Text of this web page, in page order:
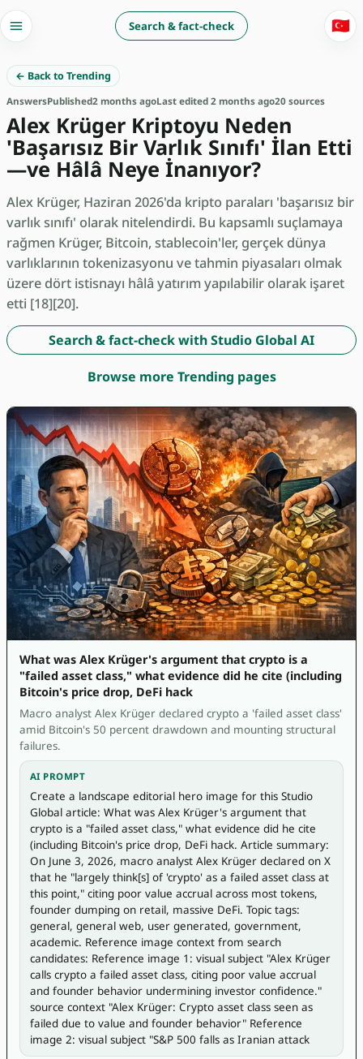
Search & fact-check 🇹🇷
← Back to Trending
AnswersPublished2 months agoLast edited 2 months ago20 sources
Alex Krüger Kriptoyu Neden
'Başarısız Bir Varlık Sınıfı' İlan Etti
—ve Hâlâ Neye İnanıyor?
Alex Krüger, Haziran 2026'da kripto paraları 'başarısız bir
varlık sınıfı' olarak nitelendirdi. Bu kapsamlı suçlamaya
rağmen Krüger, Bitcoin, stablecoin'ler, gerçek dünya
varlıklarının tokenizasyonu ve tahmin piyasaları olmak
üzere dört istisnayı hâlâ yatırım yapılabilir olarak işaret
etti [18][20].
Search & fact-check with Studio Global AI
Browse more Trending pages
What was Alex Krüger's argument that crypto is a
"failed asset class," what evidence did he cite (including
Bitcoin's price drop, DeFi hack
Macro analyst Alex Krüger declared crypto a 'failed asset class'
amid Bitcoin's 50 percent drawdown and mounting structural
failures.
AI PROMPT
Create a landscape editorial hero image for this Studio
Global article: What was Alex Krüger's argument that
crypto is a "failed asset class," what evidence did he cite
(including Bitcoin's price drop, DeFi hack. Article summary:
On June 3, 2026, macro analyst Alex Krüger declared on X
that he "largely think[s] of 'crypto' as a failed asset class at
this point," citing poor value accrual across most tokens,
founder dumping on retail, massive DeFi. Topic tags:
general, general web, user generated, government,
academic. Reference image context from search
candidates: Reference image 1: visual subject "Alex Krüger
calls crypto a failed asset class, citing poor value accrual
and founder behavior undermining investor confidence."
source context "Alex Krüger: Crypto asset class seen as
failed due to value and founder behavior" Reference
image 2: visual subject "S&P 500 falls as Iranian attack